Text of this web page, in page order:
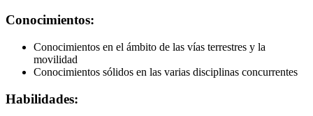
Conocimientos:
Conocimientos en el ámbito de las vías terrestres y la
movilidad
Conocimientos sólidos en las varias disciplinas concurrentes
Habilidades: